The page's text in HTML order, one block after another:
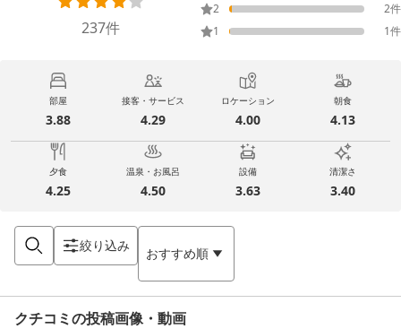
237件
2
2件
1
1件
部屋
3.88
接客・サービス
4.29
ロケーション
4.00
朝食
4.13
夕食
4.25
温泉・お風呂
4.50
設備
3.63
清潔さ
3.40
絞り込み おすすめ順
クチコミの投稿画像・動画